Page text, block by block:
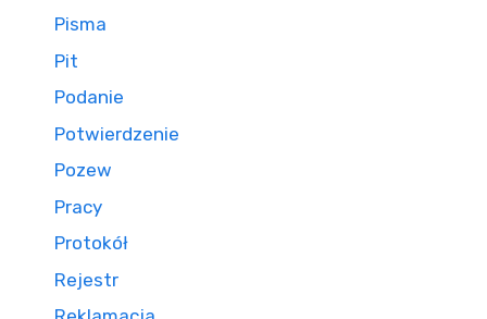
Pisma
Pit
Podanie
Potwierdzenie
Pozew
Pracy
Protokół
Rejestr